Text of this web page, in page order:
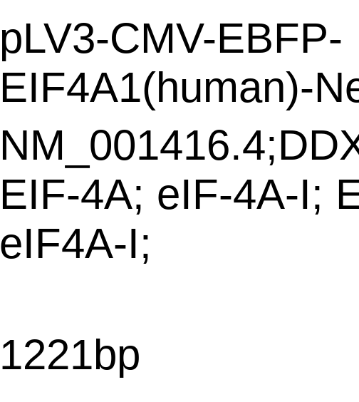
pLV3-CMV-EBFP-
EIF4A1(human)-
EIF-4A; eIF-4A-I;
eIF4A-I;
1221bp